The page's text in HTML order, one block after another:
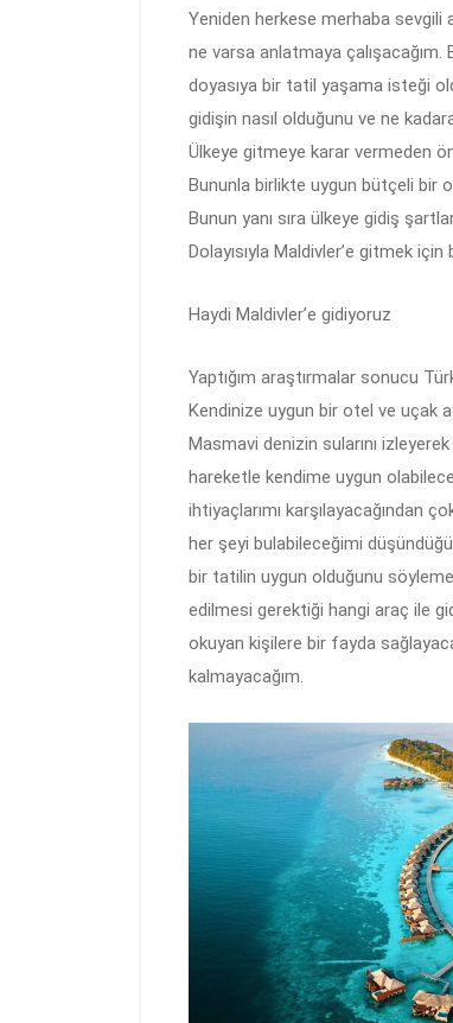
Yeniden herkese merhaba sevgili
ne varsa anlatmaya
doyasıya bir tatil yaşama isteği
gidişin nasıl olduğunu ve ne
Ülkeye gitmeye karar vermeden
Bununla birlikte uygun bütçeli bir
Bunun yanı sıra ülkeye gidiş
Dolayısıyla Maldivler’e gitmek
Haydi Maldivler’e gidiyoruz
Yaptığım araştırmalar sonucu
Kendinize uygun bir otel ve uçak
Masmavi denizin sularını
hareketle kendime uygun
ihtiyaçlarımı karşılayacağından
her şeyi bulabileceğimi
bir tatilin uygun olduğunu
edilmesi gerektiği hangi araç ile
okuyan kişilere bir fayda
kalmayacağım.